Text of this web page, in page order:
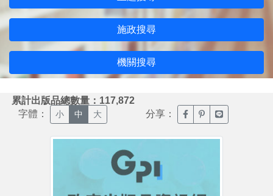
施政搜尋
機關搜尋
累計出版品總數量：117,872
字體： 小 中 大 分享： 臉書分享(另開新視窗)
噗浪分享(另開新
Line分享(另